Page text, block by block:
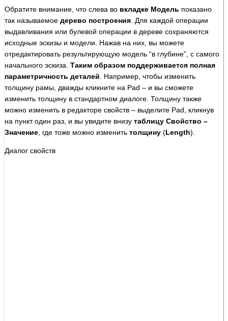
Обратите внимание, что слева во вкладке Модель показано
так называемое дерево построения . Для каждой операции
выдавливания или булевой операции в дереве сохраняются
исходные эскизы и модели. Нажав на них, вы можете
отредактировать результирующую модель “в глубине”, с самого
начального эскиза. Таким образом поддерживается полная
параметричность деталей . Например, чтобы изменить
толщину рамы, дважды кликните на Pad – и вы сможете
изменить толщину в стандартном диалоге. Толщину также
можно изменить в редакторе свойств – выделите Pad, кликнув
на пункт один раз, и вы увидите внизу таблицу Свойство –
Значение , где тоже можно изменить толщину (Length).
Диалог свойств